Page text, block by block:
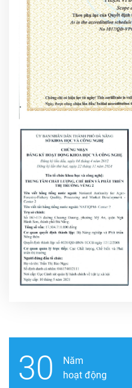
30
Năm
hoạt động